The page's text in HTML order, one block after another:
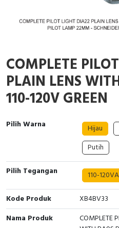
Cable Operated Switch
Safety Sensors
Pressure Switch
Inductive Sensors
Photoelectric
Cam Switch
Panel Box
COMPLETE
PLAIN LENS
110-120V GREEN
Pilih Warna Hijau
Putih
Pilih Tegangan
110-
Kode Produk
XB4BV33
Nama Produk
COMPLETE